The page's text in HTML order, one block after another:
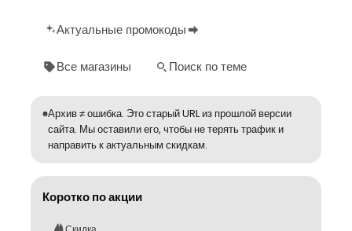
Актуальные промокоды
Все магазины Поиск по теме
Архив ≠ ошибка. Это старый URL из прошлой версии
сайта. Мы оставили его, чтобы не терять трафик и
направить к актуальным скидкам.
Коротко по акции